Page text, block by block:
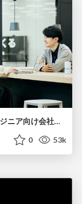
【５分でわかる】セーフィー エンジニア向け会社紹介
0 53k